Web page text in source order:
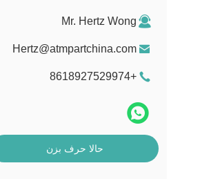
قسمت های ضد بیل
قطعات گیرنده لایحه
دستگاه کارتخوان
Mr. Hertz Wong
Hertz@atmpartchina.com
+8618927529974
حالا حرف بزن